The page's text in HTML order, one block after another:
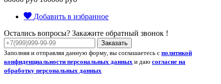
Добавить в избранное
Остались вопросы? Закажите обратный звонок !
Заказать
Заполняя и отправляя данную форму, вы соглашаетесь с политикой
конфиденциальности персональных данных и даю согласие на
обработку персональных данных